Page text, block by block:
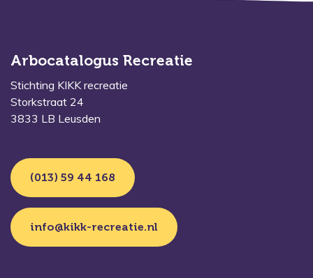
Arbocatalogus Recreatie
Stichting KIKK recreatie
Storkstraat 24
3833 LB Leusden
(013) 59 44 168
info@kikk-recreatie.nl